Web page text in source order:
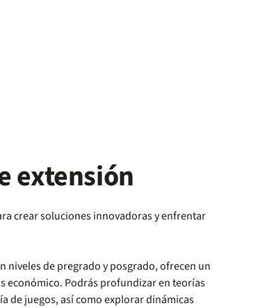
extensión
crear soluciones innovadoras y enfrentar
niveles de pregrado y posgrado, ofrecen un
económico. Podrás profundizar en teorías
de juegos, así como explorar dinámicas